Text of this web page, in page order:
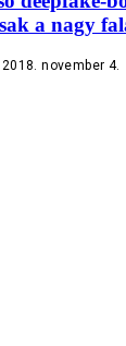
a nagy
2018. november 4.